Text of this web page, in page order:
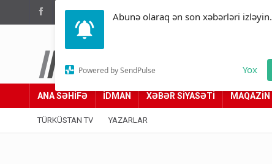
Abunə olaraq ən son xəbərləri izləyin.
Powered by SendPulse Yox
(012) 449 94 05
Türküstan.az
Adımız yolumuzdur
ANA SƏHİFƏ İDMAN XƏBƏR SİYASƏTİ MAQAZİN
TÜRKÜSTAN TV YAZARLAR